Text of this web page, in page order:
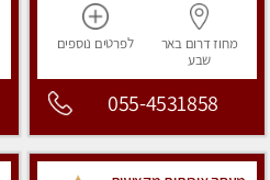
מחוז דרום באר
שבע
לפרטים נוספים
055-4531858